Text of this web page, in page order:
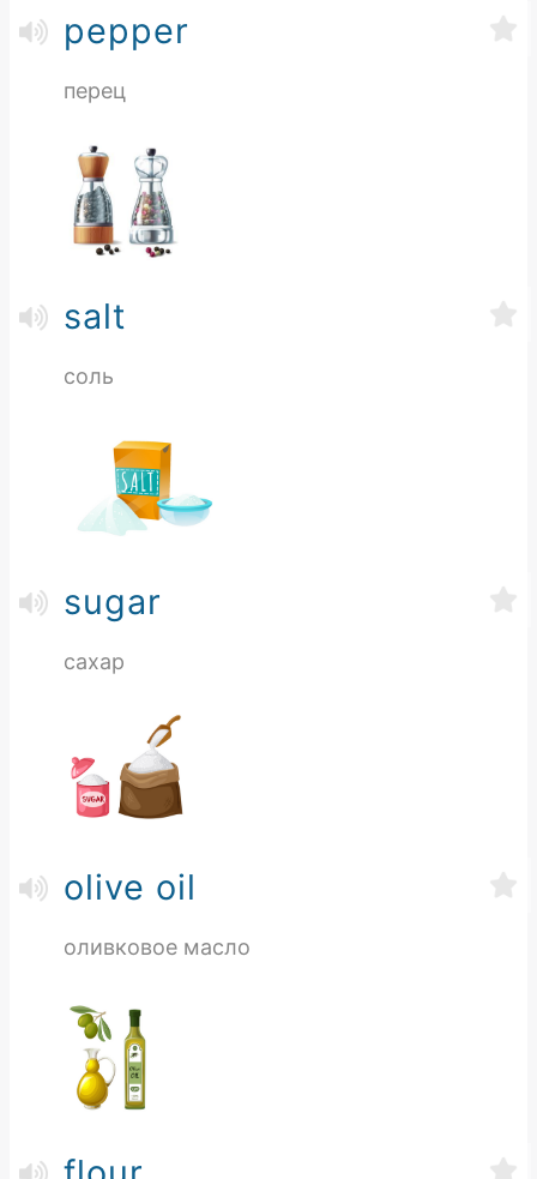
pepper
перец
salt
соль
sugar
сахар
olive oil
оливковое масло